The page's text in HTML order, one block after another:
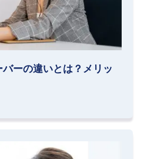
ーの違いとは？メリッ